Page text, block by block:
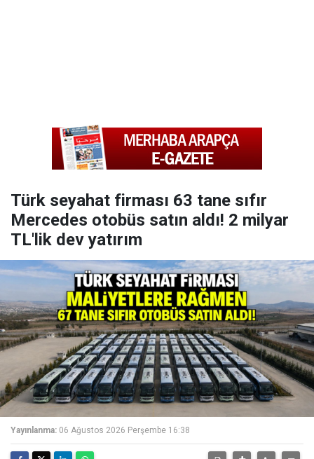
Türk seyahat firması 63 tane sıfır
Mercedes otobüs satın aldı! 2 milyar
TL'lik dev yatırım
Yayınlanma: 06 Ağustos 2026 Perşembe 16:38